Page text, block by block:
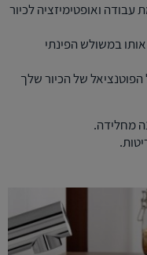
עבודה ואופטימיזציה לכיור
במשולש הפינתי
של הכיור שלך